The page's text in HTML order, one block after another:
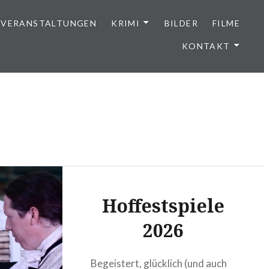
VERANSTALTUNGEN KRIMI BILDER FILME
KONTAKT
Hoffestspiele
2026
Begeistert, glücklich (und auch